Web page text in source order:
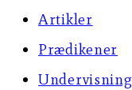
Artikler
Prædikener
Undervisning